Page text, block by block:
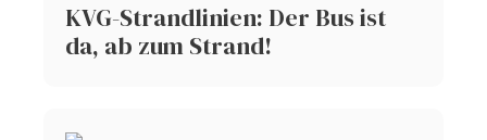
KVG-Strandlinien: Der Bus ist
da, ab zum Strand!